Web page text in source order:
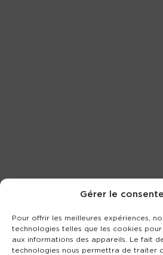
Gérer le
Pour offrir les meilleures expériences,
technologies telles que les cookies
aux informations des appareils. Le fait
technologies nous permettra de traiter